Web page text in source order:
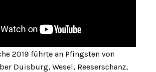
2019 führte an Pfingsten von
Duisburg, Wesel, Reeserschanz,